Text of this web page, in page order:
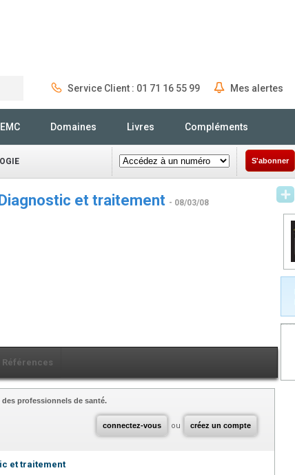
Service Client : 01 71 16 55 99 Mes alertes
Domaines Livres Compléments
S'abonner
et traitement - 08/03/08
Références
connectez-vous ou créez un compte
professionnels de santé.
et traitement